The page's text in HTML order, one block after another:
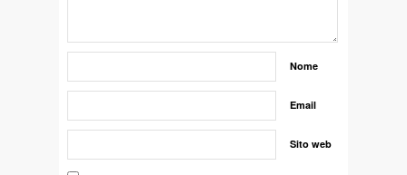
Nome
Email
Sito web